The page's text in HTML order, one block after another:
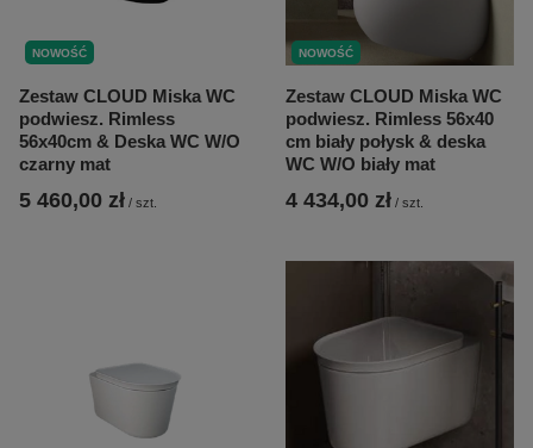
NOWOŚĆ
Zestaw CLOUD Miska WC
podwiesz. Rimless
56x40cm & Deska WC W/O
czarny mat
5 460,00 zł / szt.
NOWOŚĆ
Zestaw CLOUD Miska WC
podwiesz. Rimless 56x40
cm biały połysk & deska
WC W/O biały mat
4 434,00 zł / szt.